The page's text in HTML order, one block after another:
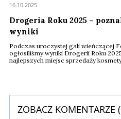
Drogeria Roku 2025 –
wyniki
Podczas uroczystej gali wieńczącej
ogłosiliśmy wyniki Drogerii Roku
najlepszych miejsc sprzedaży
16.10.2025
ZOBACZ KOMENTARZE (